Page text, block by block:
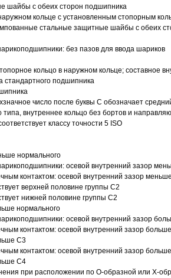
шайбы с обеих сторон подшипника
кольце с установленным стопорным
стальные защитные шайбы с обеих
без пазов для ввода шариков
кольцо в наружном кольце; составное
стандартного подшипника
число после буквы С обозначает
типа, внутреннее кольцо без бортов и
классу точности 5 ISO
нормального
осевой внутренний зазор
контактом: осевой внутренний зазор
верхней половине группы C2
нижней половине группы C2
нормального
осевой внутренний зазор
контактом: осевой внутренний зазор
C3
контактом: осевой внутренний зазор
C4
при расположении по О-образной или Х-